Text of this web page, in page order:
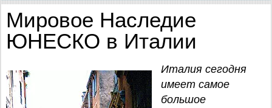
Мировое Наследие
ЮНЕСКО в Италии
Италия сегодня
имеет самое
большое